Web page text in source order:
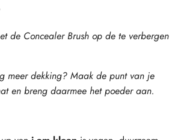
de Concealer Brush op de te verbergen
meer dekking? Maak de punt van je
en breng daarmee het poeder aan.